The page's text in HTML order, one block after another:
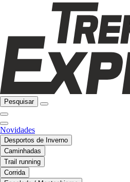
Pesquisar
Novidades
Desportos de Inverno
Caminhadas
Trail running
Corrida